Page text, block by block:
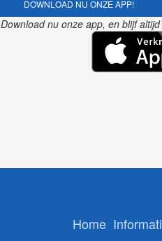
DOWNLOAD NU ONZE APP!
Download nu onze app, en blijf
Home